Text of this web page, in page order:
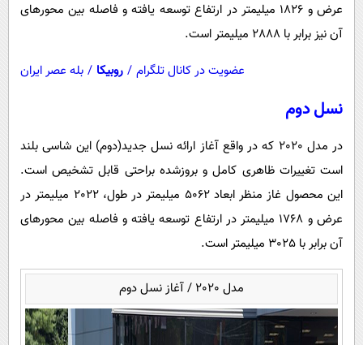
عرض و 1826 میلیمتر در ارتفاع توسعه یافته و فاصله بین محورهای
آن نیز برابر با 2888 میلیمتر است.
عضویت در کانال تلگرام / روبیکا / بله عصر ایران
نسل دوم
در مدل 2020 که در واقع آغاز ارائه نسل جدید(دوم) این شاسی بلند
است تغییرات ظاهری کامل و بروزشده براحتی قابل تشخیص است.
این محصول غاز منظر ابعاد 5062 میلیمتر در طول، 2022 میلیمتر در
عرض و 1768 میلیمتر در ارتفاع توسعه یافته و فاصله بین محورهای
آن برابر با 3025 میلیمتر است.
مدل 2020 / آغاز نسل دوم